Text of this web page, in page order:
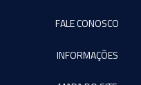
FALE CONOSCO
INFORMAÇÕES